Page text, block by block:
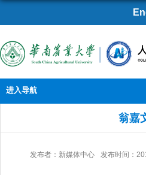
进入导航
翁嘉
发布者：新媒体中心 发布时间：